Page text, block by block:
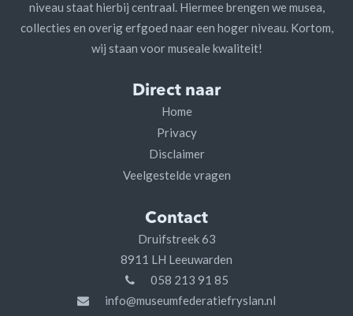
niveau staat hierbij centraal. Hiermee brengen we musea,
collecties en overig erfgoed naar een hoger niveau. Kortom,
wij staan voor museale kwaliteit!
Direct naar
Home
Privacy
Disclaimer
Veelgestelde vragen
Contact
Druifstreek 63
8911 LH Leeuwarden
058 213 91 85
info@museumfederatiefryslan.nl